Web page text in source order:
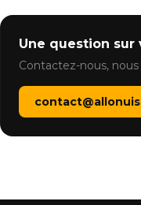
Une question sur
Contactez-nous,